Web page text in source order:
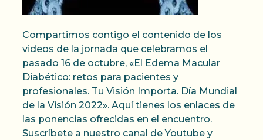
Compartimos contigo el contenido de los
videos de la jornada que celebramos el
pasado 16 de octubre, «El Edema Macular
Diabético: retos para pacientes y
profesionales. Tu Visión Importa. Día Mundial
de la Visión 2022». Aquí tienes los enlaces de
las ponencias ofrecidas en el encuentro.
Suscríbete a nuestro canal de Youtube y